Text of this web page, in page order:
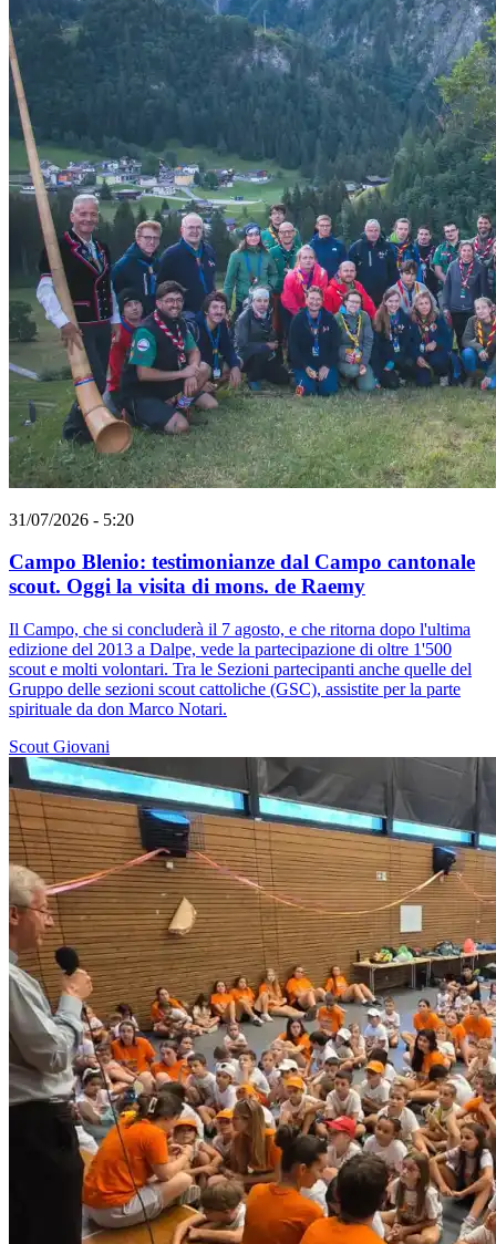
31/07/2026 - 5:20
Campo Blenio: testimonianze dal Campo cantonale
scout. Oggi la visita di mons. de Raemy
Il Campo, che si concluderà il 7 agosto, e che ritorna dopo l'ultima
edizione del 2013 a Dalpe, vede la partecipazione di oltre 1'500
scout e molti volontari. Tra le Sezioni partecipanti anche quelle del
Gruppo delle sezioni scout cattoliche (GSC), assistite per la parte
spirituale da don Marco Notari.
Scout Giovani